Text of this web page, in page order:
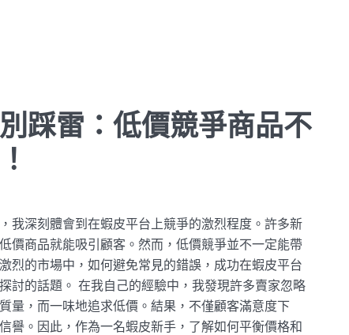
踩雷：低價競爭商品不
我深刻體會到在蝦皮平台上競爭的激烈程度。許多新
價商品就能吸引顧客。然而，低價競爭並不一定能帶
烈的市場中，如何避免常見的錯誤，成功在蝦皮平台
討的話題。 在我自己的經驗中，我發現許多賣家忽略
量，而一味地追求低價。結果，不僅顧客滿意度下
譽。因此，作為一名蝦皮新手，了解如何平衡價格和